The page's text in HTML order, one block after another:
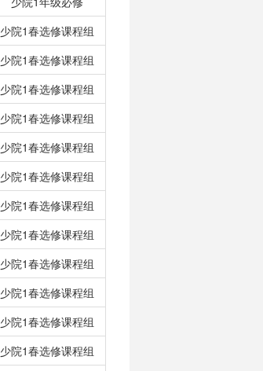
少院1春选修课程组
少院1春选修课程组
少院1春选修课程组
少院1春选修课程组
少院1春选修课程组
少院1春选修课程组
少院1春选修课程组
少院1春选修课程组
少院1春选修课程组
少院1春选修课程组
少院1春选修课程组
少院1春选修课程组